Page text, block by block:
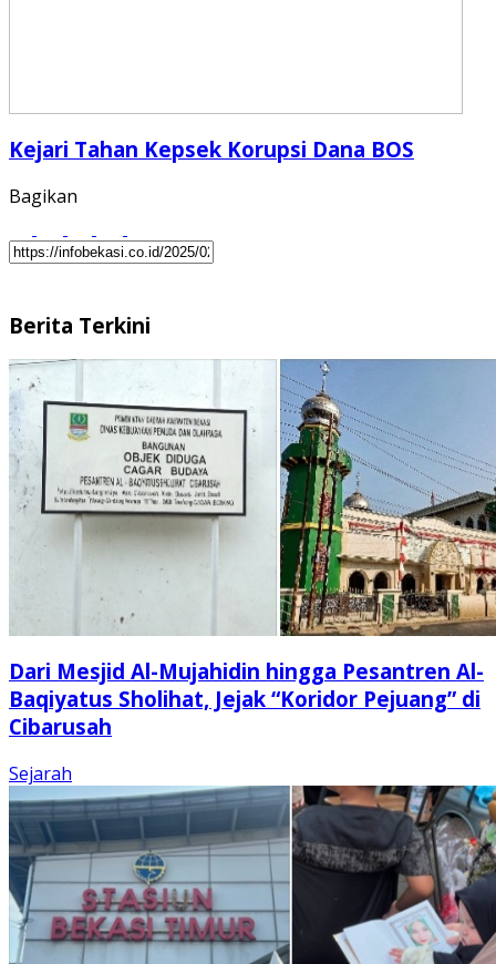
Kejari Tahan Kepsek Korupsi Dana BOS
Bagikan
Berita Terkini
Dari Mesjid Al-Mujahidin hingga Pesantren Al-
Baqiyatus Sholihat, Jejak “Koridor Pejuang” di
Cibarusah
Sejarah